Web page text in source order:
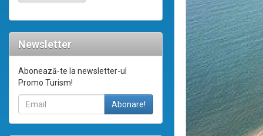
Newsletter
Abonează-te la newsletter-ul
Promo Turism!